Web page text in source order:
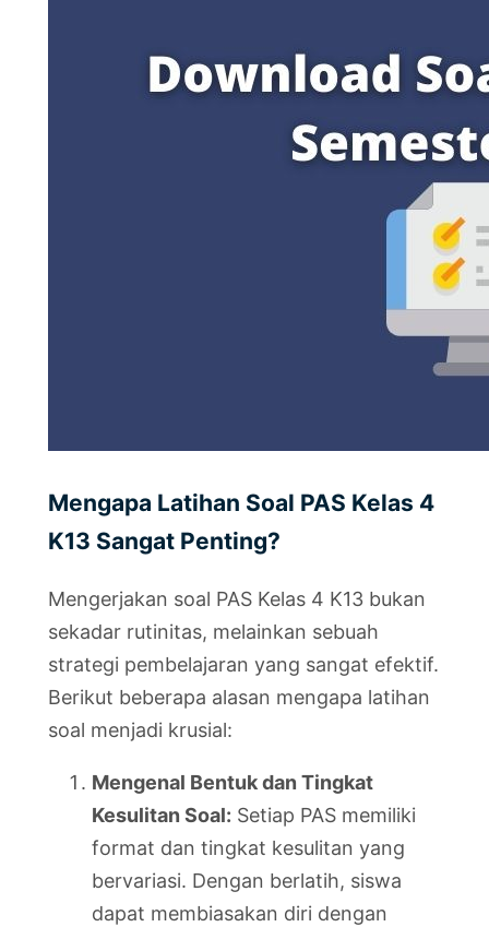
Mengapa Latihan Soal PAS Kelas 4
K13 Sangat Penting?
Mengerjakan soal PAS Kelas 4 K13 bukan
sekadar rutinitas, melainkan sebuah
strategi pembelajaran yang sangat efektif.
Berikut beberapa alasan mengapa latihan
soal menjadi krusial:
Mengenal Bentuk dan Tingkat
Kesulitan Soal: Setiap PAS memiliki
format dan tingkat kesulitan yang
bervariasi. Dengan berlatih, siswa
dapat membiasakan diri dengan